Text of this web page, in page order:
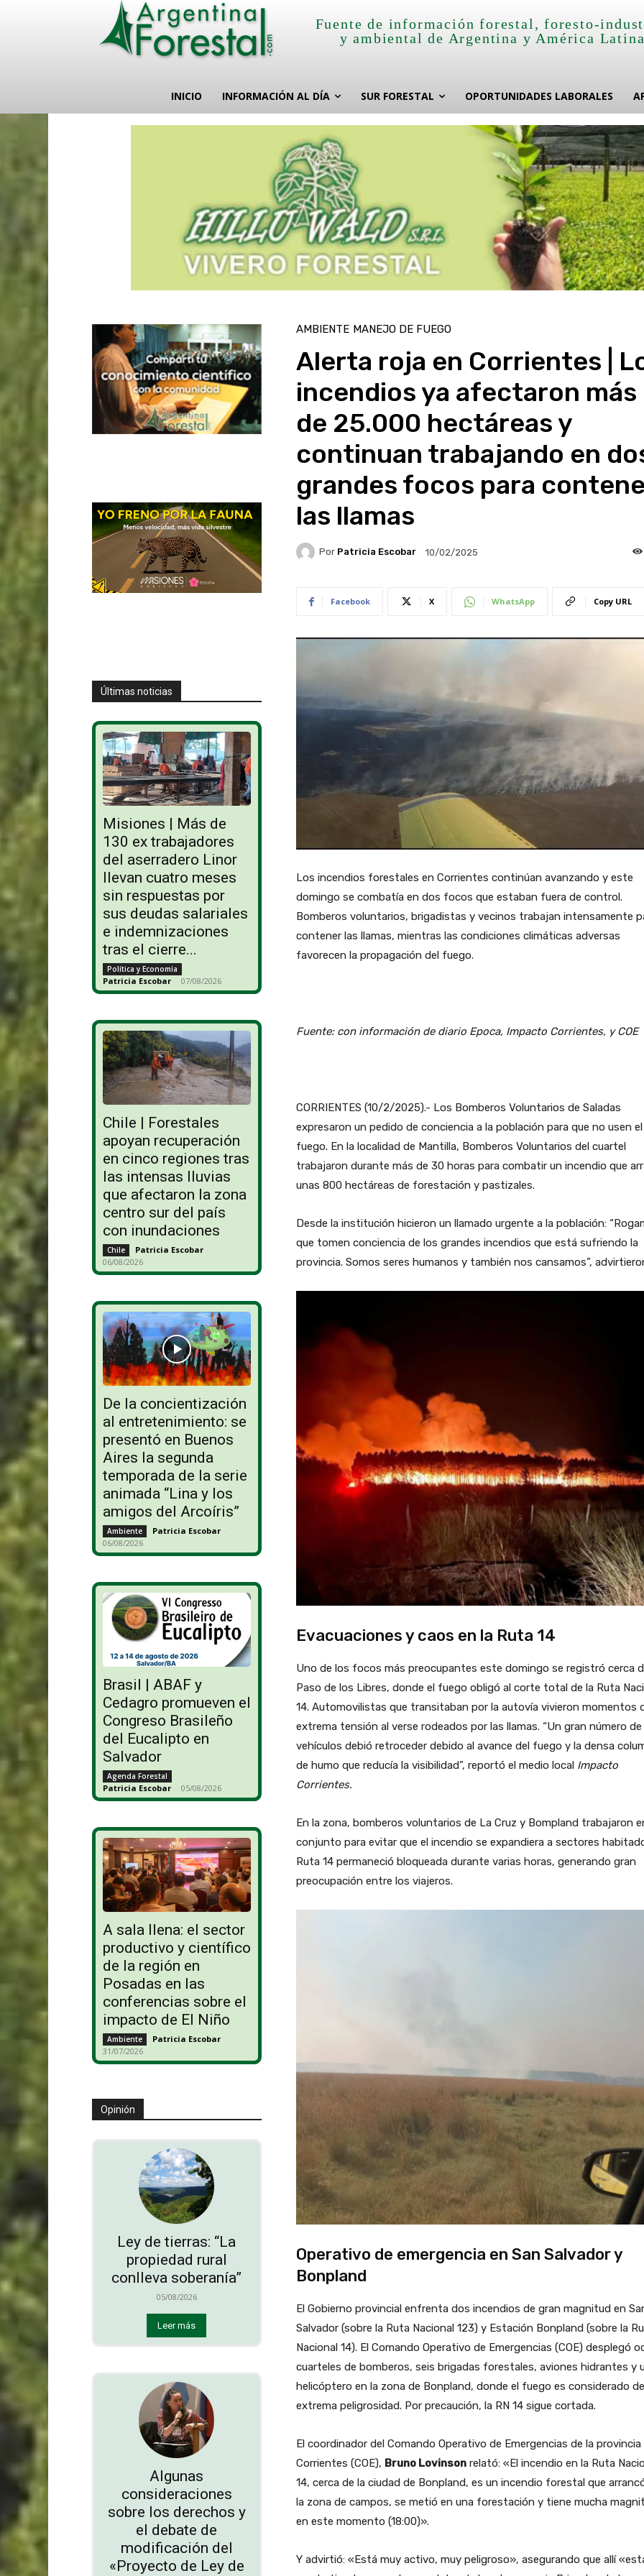
Fuente de información forestal, foresto-
y ambiental de Argentina y América
INICIO INFORMACIÓN AL DÍA SUR FORESTAL OPORTUNIDADES LABORALES
Últimas noticias
Misiones | Más de
130 ex trabajadores
del aserradero Linor
llevan cuatro meses
sin respuestas por
sus deudas salariales
e indemnizaciones
tras el cierre...
Política y Economía
Patricia Escobar - 07/08/2026
Chile | Forestales
apoyan recuperación
en cinco regiones tras
las intensas lluvias
que afectaron la zona
centro sur del país
con inundaciones
Chile Patricia Escobar -
06/08/2026
De la concientización
al entretenimiento: se
presentó en Buenos
Aires la segunda
temporada de la serie
animada “Lina y los
amigos del Arcoíris”
Ambiente Patricia Escobar -
06/08/2026
Brasil | ABAF y
Cedagro promueven el
Congreso Brasileño
del Eucalipto en
Salvador
Agenda Forestal
Patricia Escobar - 05/08/2026
A sala llena: el sector
productivo y científico
de la región en
Posadas en las
conferencias sobre el
impacto de El Niño
Ambiente Patricia Escobar -
31/07/2026
Opinión
Ley de tierras: “La
propiedad rural
conlleva soberanía”
05/08/2026
Leer más
Algunas
consideraciones
sobre los derechos y
el debate de
modificación del
«Proyecto de Ley de
AMBIENTE MANEJO DE FUEGO
Alerta roja en Corrientes |
incendios ya afectaron más
de 25.000 hectáreas y
continuan trabajando en
grandes focos para
las llamas
Por Patricia Escobar 10/02/2025
Facebook X WhatsApp Copy URL
Los incendios forestales en Corrientes continúan avanzando y este
domingo se combatía en dos focos que estaban fuera de control.
Bomberos voluntarios, brigadistas y vecinos trabajan intensamente
contener las llamas, mientras las condiciones climáticas adversas
favorecen la propagación del fuego.
Fuente: con información de diario Epoca, Impacto Corrientes, y COE
CORRIENTES (10/2/2025).- Los Bomberos Voluntarios de Saladas
expresaron un pedido de conciencia a la población para que no usen el
fuego. En la localidad de Mantilla, Bomberos Voluntarios del cuartel
trabajaron durante más de 30 horas para combatir un incendio que
unas 800 hectáreas de forestación y pastizales.
Desde la institución hicieron un llamado urgente a la población:
que tomen conciencia de los grandes incendios que está sufriendo la
provincia. Somos seres humanos y también nos cansamos”,
Evacuaciones y caos en la Ruta 14
Uno de los focos más preocupantes este domingo se registró cerca
Paso de los Libres, donde el fuego obligó al corte total de la Ruta
14. Automovilistas que transitaban por la autovía vivieron momentos
extrema tensión al verse rodeados por las llamas. “Un gran número de
vehículos debió retroceder debido al avance del fuego y la densa
de humo que reducía la visibilidad”, reportó el medio local Impacto
Corrientes.
En la zona, bomberos voluntarios de La Cruz y Bompland trabajaron
conjunto para evitar que el incendio se expandiera a sectores
Ruta 14 permaneció bloqueada durante varias horas, generando gran
preocupación entre los viajeros.
Operativo de emergencia en San Salvador y
Bonpland
El Gobierno provincial enfrenta dos incendios de gran magnitud en
Salvador (sobre la Ruta Nacional 123) y Estación Bonpland (sobre la
Nacional 14). El Comando Operativo de Emergencias (COE) desplegó
cuarteles de bomberos, seis brigadas forestales, aviones hidrantes y
helicóptero en la zona de Bonpland, donde el fuego es considerado de
extrema peligrosidad. Por precaución, la RN 14 sigue cortada.
El coordinador del Comando Operativo de Emergencias de la provincia
Corrientes (COE), Bruno Lovinsonrelató: «El incendio en la Ruta
14, cerca de la ciudad de Bonpland, es un incendio forestal que
la zona de campos, se metió en una forestación y tiene mucha
en este momento (18:00)».
Y advirtió: «Está muy activo, muy peligroso», asegurando que allí